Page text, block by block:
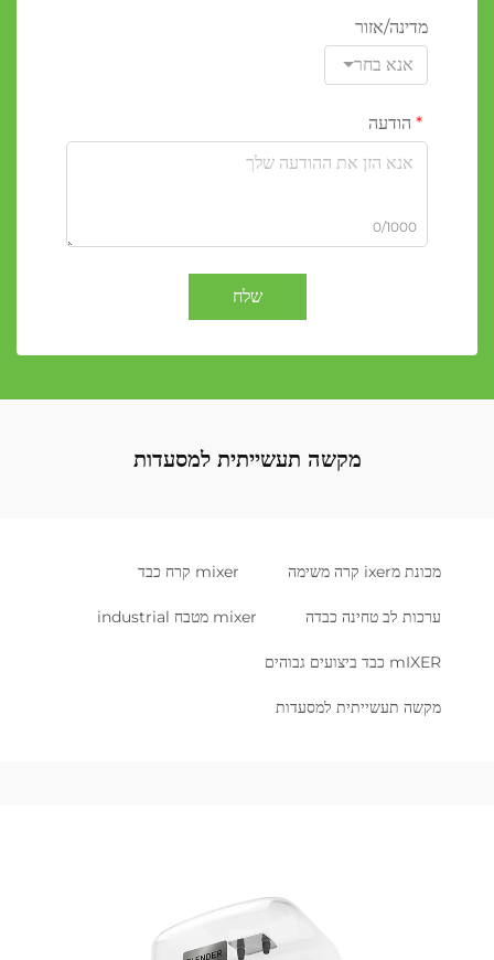
מדינה/אזור
אנא בחר
הודעה
0/1000
שלח
מקשה תעשייתית למסעדות
מכונת מixer קרה משימה mixer קרח כבד
ערכות לב טחינה כבדה mixer מטבח industrial
mIXER כבד ביצועים גבוהים
מקשה תעשייתית למסעדות